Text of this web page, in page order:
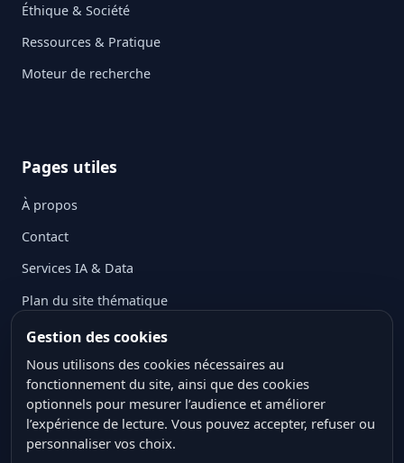
Éthique & Société
Ressources & Pratique
Moteur de recherche
Pages utiles
À propos
Contact
Services IA & Data
Plan du site thématique
Mentions légales
Politique de confidentialité
Politique des cookies
Conditions générales d’utilisation
Gestion des cookies
Nous utilisons des cookies nécessaires au
fonctionnement du site, ainsi que des cookies
optionnels pour mesurer l’audience et améliorer
l’expérience de lecture. Vous pouvez accepter, refuser ou
personnaliser vos choix.